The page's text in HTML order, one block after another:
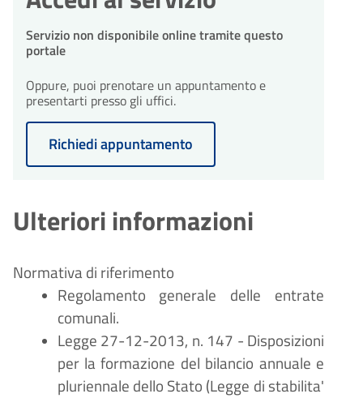
30
giorni
Conclusione del
sarà concluso entro un massimo
di 30 giorni dalla presentazione
dell'istanza.
integrazioni entro 10 giorni
30 Conclusione del
procedimento
Il procedimento amministrativo
sarà concluso entro un massimo
di 30 giorni dalla presentazione
Servizio non disponibile online tramite questo
portale
Oppure, puoi prenotare un appuntamento e
presentarti presso gli uffici.
Richiedi appuntamento
Ulteriori informazioni
Normativa di riferimento
Regolamento generale delle entrate
comunali.
Legge 27-12-2013, n. 147 - Disposizioni
per la formazione del bilancio annuale e
pluriennale dello Stato (Legge di stabilita'